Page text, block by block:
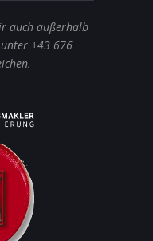
auch außerhalb
+43 676